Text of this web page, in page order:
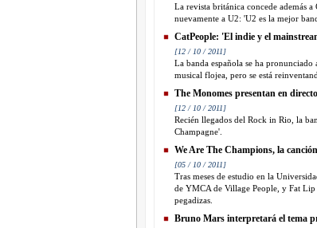
La revista británica concede además
nuevamente a U2: 'U2 es la mejor
CatPeople: 'El indie y el
[12 / 10 / 2011]
La banda española se ha
musical flojea, pero se está
The Monomes presentan en
[12 / 10 / 2011]
Recién llegados del Rock in Rio, la
Champagne'.
We Are The Champions, la
[05 / 10 / 2011]
Tras meses de estudio en la
de YMCA de Village People, y Fat Lip
pegadizas.
Bruno Mars interpretará el tema